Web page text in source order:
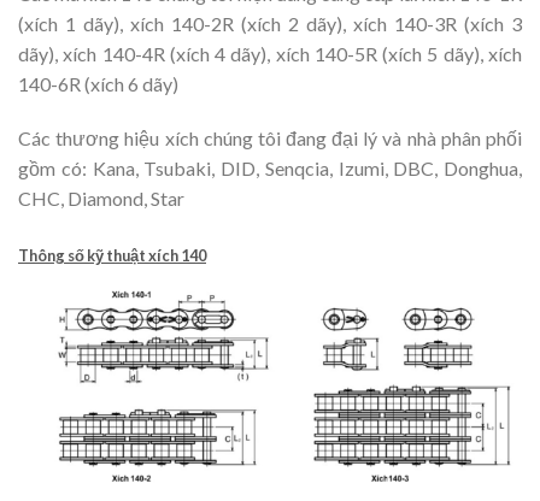
(xích 1 dãy), xích 140-2R (xích 2 dãy), xích 140-3R (xích 3
dãy), xích 140-4R (xích 4 dãy), xích 140-5R (xích 5 dãy), xích
140-6R (xích 6 dãy)
Các thương hiệu xích chúng tôi đang đại lý và nhà phân phối
gồm có: Kana, Tsubaki, DID, Senqcia, Izumi, DBC, Donghua,
CHC, Diamond, Star
Thông số kỹ thuật xích 140